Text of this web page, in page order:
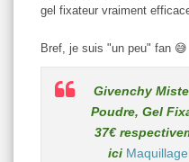
gel fixateur vraiment
Bref, je suis "un peu" fan 😅
Givenchy
Poudre, Gel
37€
ici